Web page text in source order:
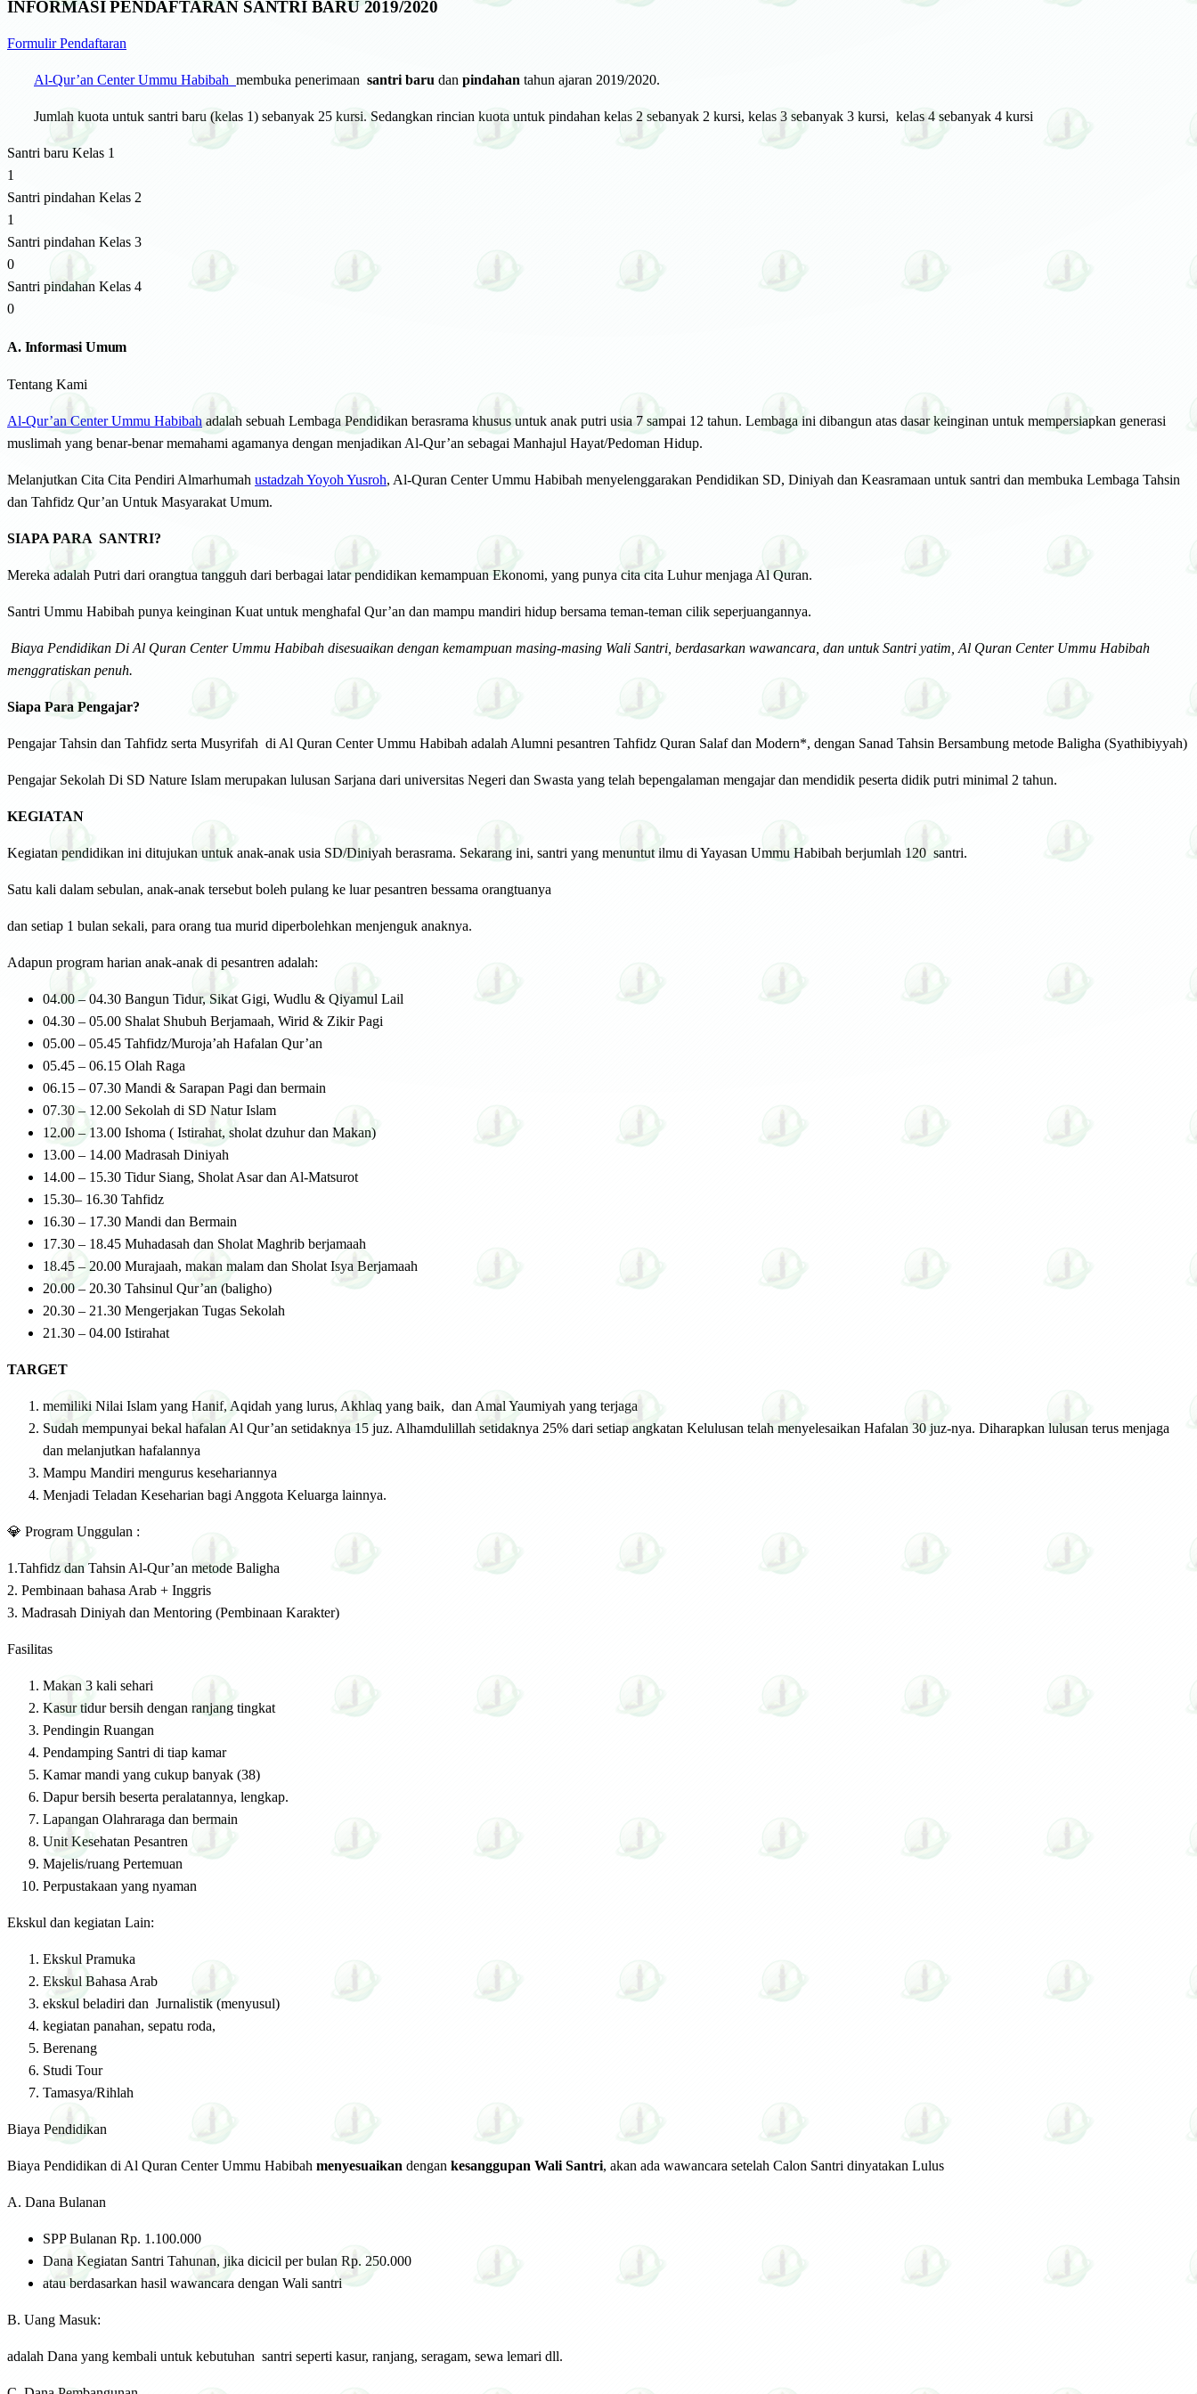
INFORMASI PENDAFTARAN SANTRI BARU 2019/2020
Formulir Pendaftaran
Al-Qur’an Center Ummu Habibah membuka penerimaan santri baru dan pindahan tahun ajaran 2019/2020.
Jumlah kuota untuk santri baru (kelas 1) sebanyak 25 kursi. Sedangkan rincian kuota untuk pindahan kelas 2 sebanyak 2 kursi, kelas 3 sebanyak 3 kursi, kelas 4 sebanyak 4 kursi
Santri baru Kelas 1
1
Santri pindahan Kelas 2
1
Santri pindahan Kelas 3
0
Santri pindahan Kelas 4
0
A. Informasi Umum
Tentang Kami
Al-Qur’an Center Ummu Habibah adalah sebuah Lembaga Pendidikan berasrama khusus untuk anak putri usia 7 sampai 12 tahun. Lembaga ini dibangun atas dasar keinginan untuk mempersiapkan generasi
muslimah yang benar-benar memahami agamanya dengan menjadikan Al-Qur’an sebagai Manhajul Hayat/Pedoman Hidup.
Melanjutkan Cita Cita Pendiri Almarhumah ustadzah Yoyoh Yusroh, Al-Quran Center Ummu Habibah menyelenggarakan Pendidikan SD, Diniyah dan Keasramaan untuk santri dan membuka Lembaga Tahsin
dan Tahfidz Qur’an Untuk Masyarakat Umum.
SIAPA PARA SANTRI?
Mereka adalah Putri dari orangtua tangguh dari berbagai latar pendidikan kemampuan Ekonomi, yang punya cita cita Luhur menjaga Al Quran.
Santri Ummu Habibah punya keinginan Kuat untuk menghafal Qur’an dan mampu mandiri hidup bersama teman-teman cilik seperjuangannya.
Biaya Pendidikan Di Al Quran Center Ummu Habibah disesuaikan dengan kemampuan masing-masing Wali Santri, berdasarkan wawancara, dan untuk Santri yatim, Al Quran Center Ummu Habibah
menggratiskan penuh.
Siapa Para Pengajar?
Pengajar Tahsin dan Tahfidz serta Musyrifah di Al Quran Center Ummu Habibah adalah Alumni pesantren Tahfidz Quran Salaf dan Modern*, dengan Sanad Tahsin Bersambung metode Baligha (Syathibiyyah)
Pengajar Sekolah Di SD Nature Islam merupakan lulusan Sarjana dari universitas Negeri dan Swasta yang telah bepengalaman mengajar dan mendidik peserta didik putri minimal 2 tahun.
KEGIATAN
Kegiatan pendidikan ini ditujukan untuk anak-anak usia SD/Diniyah berasrama. Sekarang ini, santri yang menuntut ilmu di Yayasan Ummu Habibah berjumlah 120 santri.
Satu kali dalam sebulan, anak-anak tersebut boleh pulang ke luar pesantren bessama orangtuanya
dan setiap 1 bulan sekali, para orang tua murid diperbolehkan menjenguk anaknya.
Adapun program harian anak-anak di pesantren adalah:
04.00 – 04.30 Bangun Tidur, Sikat Gigi, Wudlu & Qiyamul Lail
04.30 – 05.00 Shalat Shubuh Berjamaah, Wirid & Zikir Pagi
05.00 – 05.45 Tahfidz/Muroja’ah Hafalan Qur’an
05.45 – 06.15 Olah Raga
06.15 – 07.30 Mandi & Sarapan Pagi dan bermain
07.30 – 12.00 Sekolah di SD Natur Islam
12.00 – 13.00 Ishoma ( Istirahat, sholat dzuhur dan Makan)
13.00 – 14.00 Madrasah Diniyah
14.00 – 15.30 Tidur Siang, Sholat Asar dan Al-Matsurot
15.30– 16.30 Tahfidz
16.30 – 17.30 Mandi dan Bermain
17.30 – 18.45 Muhadasah dan Sholat Maghrib berjamaah
18.45 – 20.00 Murajaah, makan malam dan Sholat Isya Berjamaah
20.00 – 20.30 Tahsinul Qur’an (baligho)
20.30 – 21.30 Mengerjakan Tugas Sekolah
21.30 – 04.00 Istirahat
TARGET
memiliki Nilai Islam yang Hanif, Aqidah yang lurus, Akhlaq yang baik, dan Amal Yaumiyah yang terjaga
Sudah mempunyai bekal hafalan Al Qur’an setidaknya 15 juz. Alhamdulillah setidaknya 25% dari setiap angkatan Kelulusan telah menyelesaikan Hafalan 30 juz-nya. Diharapkan lulusan terus menjaga
dan melanjutkan hafalannya
Mampu Mandiri mengurus kesehariannya
Menjadi Teladan Keseharian bagi Anggota Keluarga lainnya.
💎 Program Unggulan :
1.Tahfidz dan Tahsin Al-Qur’an metode Baligha
2. Pembinaan bahasa Arab + Inggris
3. Madrasah Diniyah dan Mentoring (Pembinaan Karakter)
Fasilitas
Makan 3 kali sehari
Kasur tidur bersih dengan ranjang tingkat
Pendingin Ruangan
Pendamping Santri di tiap kamar
Kamar mandi yang cukup banyak (38)
Dapur bersih beserta peralatannya, lengkap.
Lapangan Olahraraga dan bermain
Unit Kesehatan Pesantren
Majelis/ruang Pertemuan
Perpustakaan yang nyaman
Ekskul dan kegiatan Lain:
Ekskul Pramuka
Ekskul Bahasa Arab
ekskul beladiri dan Jurnalistik (menyusul)
kegiatan panahan, sepatu roda,
Berenang
Studi Tour
Tamasya/Rihlah
Biaya Pendidikan
Biaya Pendidikan di Al Quran Center Ummu Habibah menyesuaikan dengan kesanggupan Wali Santri, akan ada wawancara setelah Calon Santri dinyatakan Lulus
A. Dana Bulanan
SPP Bulanan Rp. 1.100.000
Dana Kegiatan Santri Tahunan, jika dicicil per bulan Rp. 250.000
atau berdasarkan hasil wawancara dengan Wali santri
B. Uang Masuk:
adalah Dana yang kembali untuk kebutuhan santri seperti kasur, ranjang, seragam, sewa lemari dll.